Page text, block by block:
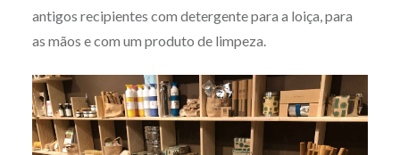
antigos recipientes com detergente para a loiça, para
as mãos e com um produto de limpeza.